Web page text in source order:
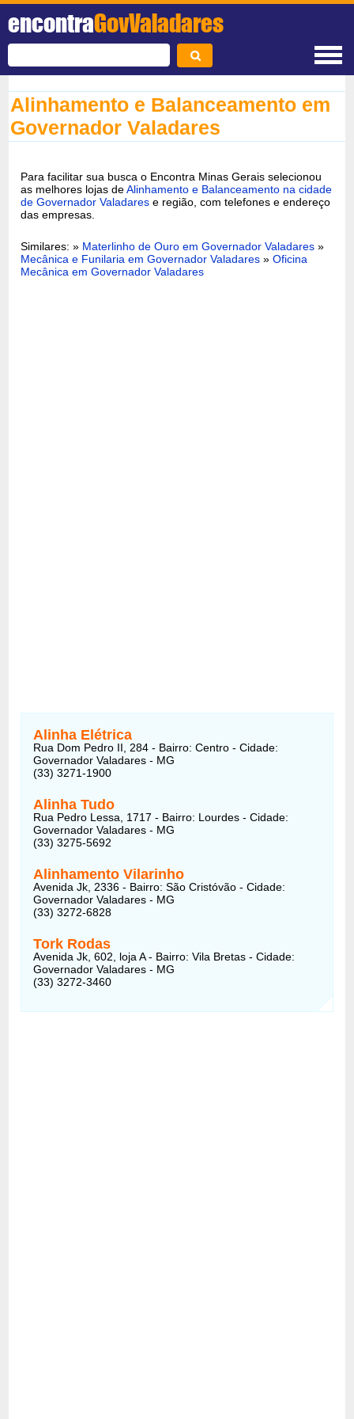
encontraGovValadares
Alinhamento e Balanceamento em
Governador Valadares
Para facilitar sua busca o Encontra Minas Gerais selecionou
as melhores lojas deAlinhamento e Balanceamento na cidade
de Governador Valadares e região, com telefones e endereço
das empresas.
Similares: » Materlinho de Ouro em Governador Valadares»
Mecânica e Funilaria em Governador Valadares »Oficina
Mecânica em Governador Valadares
Alinha Elétrica
Rua Dom Pedro II, 284 - Bairro: Centro - Cidade:
Governador Valadares - MG
(33) 3271-1900
Alinha Tudo
Rua Pedro Lessa, 1717 - Bairro: Lourdes - Cidade:
Governador Valadares - MG
(33) 3275-5692
Alinhamento Vilarinho
Avenida Jk, 2336 - Bairro: São Cristóvão - Cidade:
Governador Valadares - MG
(33) 3272-6828
Tork Rodas
Avenida Jk, 602, loja A - Bairro: Vila Bretas - Cidade:
Governador Valadares - MG
(33) 3272-3460